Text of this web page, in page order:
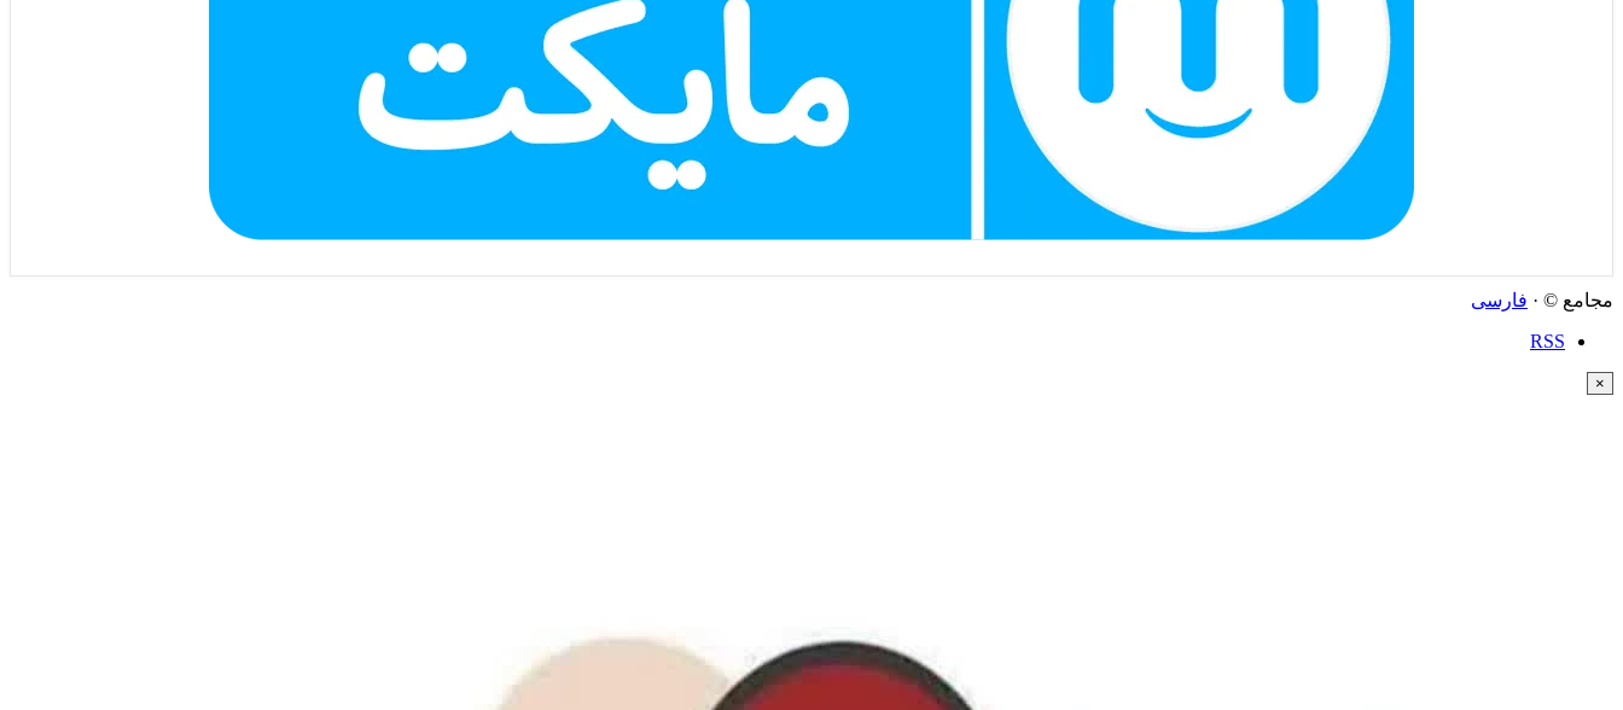
مجامع © · فارسی
RSS
×